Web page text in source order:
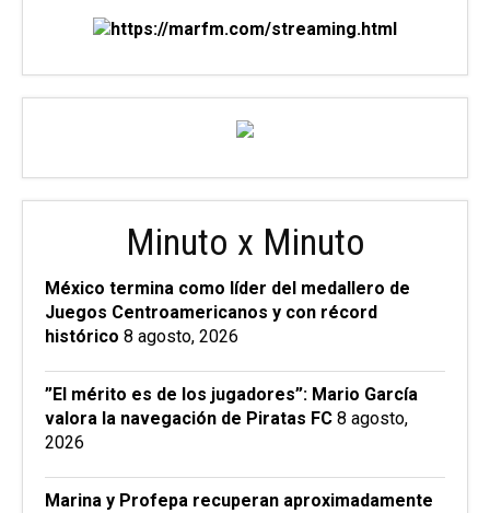
Minuto x Minuto
México termina como líder del medallero de
Juegos Centroamericanos y con récord
histórico 8 agosto, 2026
”El mérito es de los jugadores”: Mario García
valora la navegación de Piratas FC 8 agosto,
2026
Marina y Profepa recuperan aproximadamente